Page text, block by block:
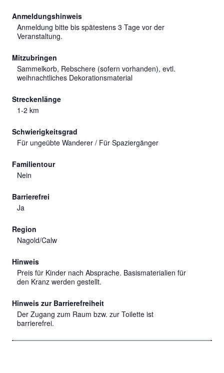
Anmeldungshinweis
Anmeldung bitte bis spätestens 3 Tage vor der
Veranstaltung.
Mitzubringen
Sammelkorb, Rebschere (sofern vorhanden), evtl.
weihnachtliches Dekorationsmaterial
Streckenlänge
1-2 km
Schwierigkeitsgrad
Für ungeübte Wanderer / Für Spaziergänger
Familientour
Nein
Barrierefrei
Ja
Region
Nagold/Calw
Hinweis
Preis für Kinder nach Absprache. Basismaterialien für
den Kranz werden gestellt.
Hinweis zur Barrierefreiheit
Der Zugang zum Raum bzw. zur Toilette ist
barrierefrei.